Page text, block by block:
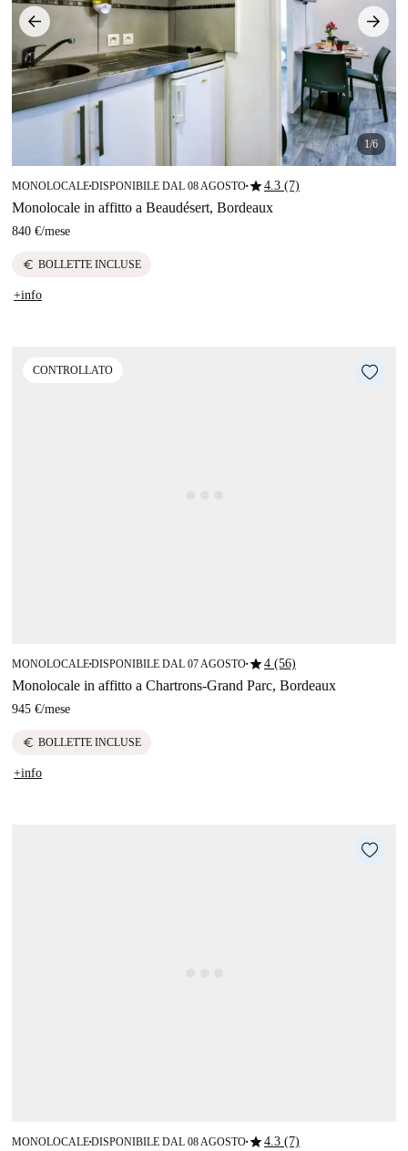
1/6
MONOLOCALE■DISPONIBILE DAL 08 AGOSTO■star4.3 (7)
Monolocale in affitto a Beaudésert, Bordeaux
840 €/mese
euro BOLLETTE INCLUSE
+info
CONTROLLATO
MONOLOCALE■DISPONIBILE DAL 07 AGOSTO■star4 (56)
Monolocale in affitto a Chartrons-Grand Parc, Bordeaux
945 €/mese
euro BOLLETTE INCLUSE
+info
MONOLOCALE■DISPONIBILE DAL 08 AGOSTO■star4.3 (7)